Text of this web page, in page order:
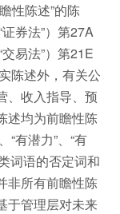
性陈述”的陈
券法”）第27A
易法”）第21E
陈述外，有关公
、收入指导、预
述均为前瞻性陈
“有潜力”、“有
词语的否定词和
非所有前瞻性陈
于管理层对未来